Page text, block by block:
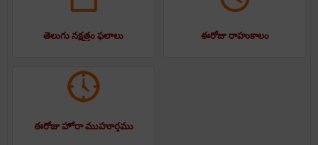
తెలుగు నక్షత్రం ఫలాలు ఈరోజు రాహుకాలం
ఈరోజు హోరా ముహూర్తము